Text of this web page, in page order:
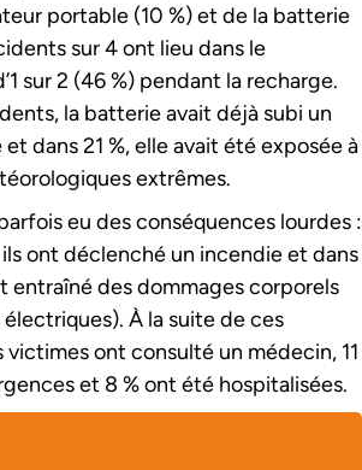
portable (10 %) et de la batterie
sur 4 ont lieu dans le
sur 2 (46 %) pendant la recharge.
la batterie avait déjà subi un
dans 21 %, elle avait été exposée à
extrêmes.
eu des conséquences lourdes :
ils ont déclenché un incendie et dans
entraîné des dommages corporels
À la suite de ces
victimes ont consulté un médecin, 11
et 8 % ont été hospitalisées.